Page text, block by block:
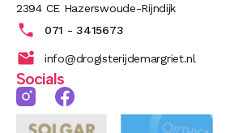
2394 CE Hazerswoude-Rijndijk
071 - 3415673
info@drogisterijdemargriet.nl
Socials